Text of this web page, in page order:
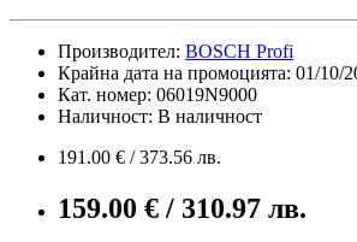
Производител: BOSCH Profi
Крайна дата на промоцията: 01/10/
Кат. номер: 06019N9000
Наличност: В наличност
191.00 € / 373.56 лв.
159.00 € / 310.97 лв.